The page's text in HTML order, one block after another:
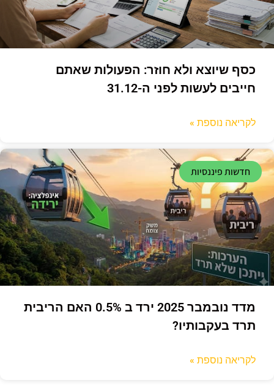
כסף שיוצא ולא חוזר: הפעולות שאתם
חייבים לעשות לפני ה-31.12
לקריאה נוספת »
חדשות פיננסיות
מדד נובמבר 2025 ירד ב 0.5% האם הריבית
תרד בעקבותיו?
לקריאה נוספת »